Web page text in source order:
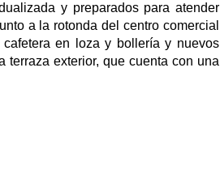
y preparados para atender
a la rotonda del centro comercial
en loza y bollería y nuevos
terraza exterior, que cuenta con una